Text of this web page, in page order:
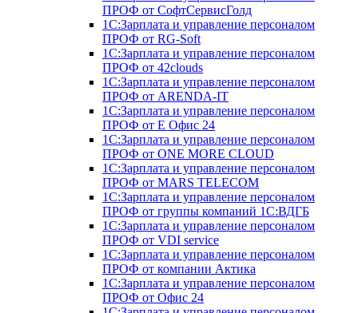
ПРОФ от СофтСервисГолд
1С:Зарплата и управление персоналом
ПРОФ от RG-Soft
1С:Зарплата и управление персоналом
ПРОФ от 42clouds
1С:Зарплата и управление персоналом
ПРОФ от ARENDA-IT
1С:Зарплата и управление персоналом
ПРОФ от Е Офис 24
1С:Зарплата и управление персоналом
ПРОФ от ONE MORE CLOUD
1С:Зарплата и управление персоналом
ПРОФ от MARS TELECOM
1С:Зарплата и управление персоналом
ПРОФ от группы компаний 1С:ВДГБ
1С:Зарплата и управление персоналом
ПРОФ от VDI service
1С:Зарплата и управление персоналом
ПРОФ от компании Актика
1С:Зарплата и управление персоналом
ПРОФ от Офис 24